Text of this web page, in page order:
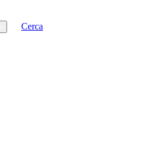
Cerca